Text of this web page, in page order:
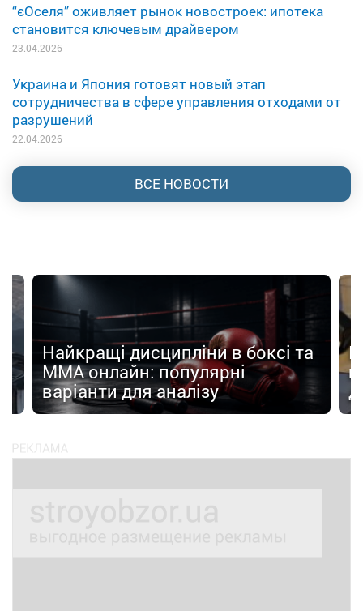
“єОселя” оживляет рынок новостроек: ипотека
становится ключевым драйвером
23.04.2026
Украина и Япония готовят новый этап
сотрудничества в сфере управления отходами от
разрушений
22.04.2026
ВСЕ НОВОСТИ
Найкращі дисципліни в боксі та
MMA онлайн: популярні
варіанти для аналізу